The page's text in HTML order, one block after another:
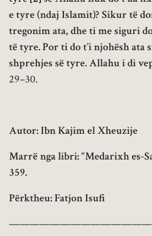
e tyre (ndaj Islamit)?Sikur të
tregonim ata, dhe ti me siguri
të tyre. Por ti do t’i njohësh ata
shprehjes së tyre. Allahu i di
29–30.
Autor: Ibn Kajim el Xheuzije
Marrë nga libri: “Medarixh es-
359.
Përktheu: Fatjon Isufi